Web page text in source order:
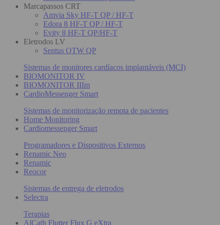
Marcapassos CRT
Amvia Sky HF-T QP / HF-T
Edora 8 HF-T QP / HF-T
Evity 8 HF-T QP/HF-T
Eletrodos LV
Sentus OTW QP
Sistemas de monitores cardíacos implantáveis (MCI)
BIOMONITOR IV
BIOMONITOR IIIm
CardioMessenger Smart
Sistemas de monitorização remota de pacientes
Home Monitoring
Cardiomessenger Smart
Programadores e Dispositivos Externos
Renamic Neo
Renamic
Reocor
Sistemas de entrega de eletrodos
Selectra
Terapias
AlCath Flutter Flux G eXtra